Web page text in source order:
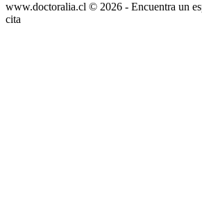
www.doctoralia.cl © 2026 - Encuentra un
cita